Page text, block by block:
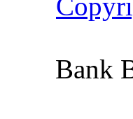
Bank